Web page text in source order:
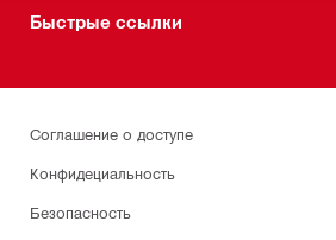
Быстрые ссылки
Соглашение о доступе
Конфидециальность
Безопасность